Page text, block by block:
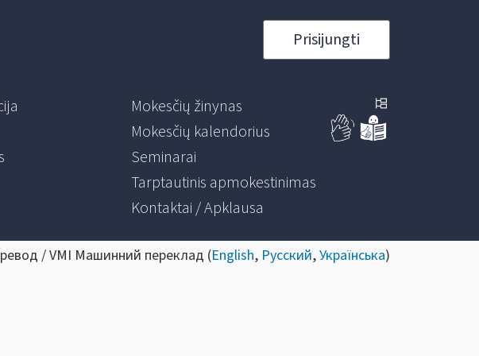
Prisijungti
Mokesčių žinynas
Mokesčių kalendorius
Seminarai
Tarptautinis apmokestinimas
Kontaktai / Apklausa
/ VMI Машинний переклад (English, Русский,Українська)